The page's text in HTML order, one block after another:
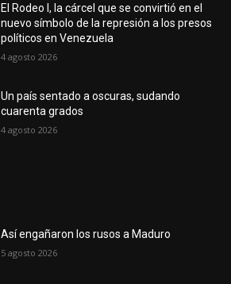
El Rodeo I, la cárcel que se convirtió en el
nuevo símbolo de la represión a los presos
políticos en Venezuela
4 agosto 2026
Un país sentado a oscuras, sudando
cuarenta grados
4 agosto 2026
Así engañaron los rusos a Maduro
5 agosto 2026